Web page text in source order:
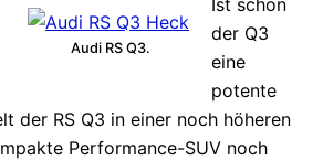
Audi RS Q3.
Ist schon
der Q3
eine
potente
der RS Q3 in einer noch höheren
Performance-SUV noch